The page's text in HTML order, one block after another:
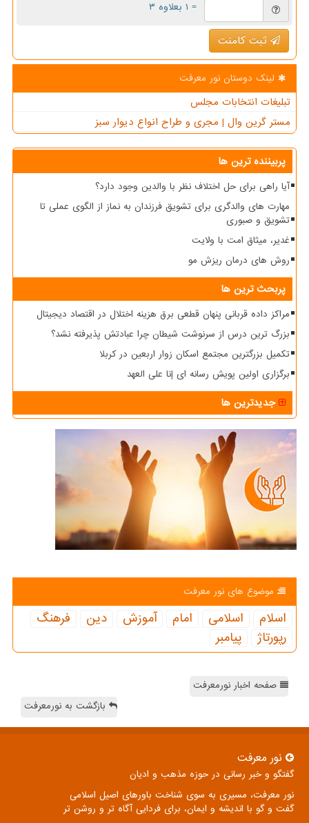
= ۱ بعلاوه ۳
ثبت کامنت
لینک دوستان نور معرفت
تبلیغات انتخابات مجلس
مستر گرین وال | مجری و طراح انواع دیوار سبز
پربیننده ترین ها
آیا راهی برای حل اختلاف نظر با والدین وجود دارد؟
مهارت های والدگری برای تشویق فرزندان به نماز از الگوی عملی تا
تشویق و صبوری
غدیر، میثاق امت با ولایت
روش های درمان ریزش مو
پربحث ترین ها
مراکز داده قربانی پنهان قطعی برق هزینه اختلال در اقتصاد دیجیتال
بزرگ ترین درس از سرنوشت شیطان چرا عبادتش پذیرفته نشد؟
تکمیل بزرگترین مجتمع اسکان زوار اربعین در کربلا
برگزاری اولین پویش رسانه ای إنا علی العهد
جدیدترین ها
موضوع های نور معرفت
اسلام اسلامی امام آموزش دین
فرهنگ
رپورتاژ
پیامبر
صفحه اخبار نورمعرفت
بازگشت به نورمعرفت
نور معرفت
گفتگو و خبر رسانی در حوزه مذهب و ادیان
نور معرفت، مسیری به سوی شناخت باورهای اصیل اسلامی
گفت و گو با اندیشه و ایمان، برای فردایی آگاه تر و روشن تر